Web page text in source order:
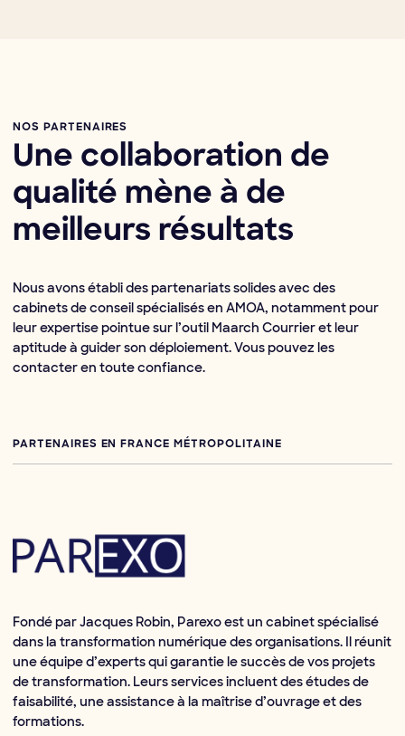
NOS PARTENAIRES
Une collaboration de
qualité mène à de
meilleurs résultats
Nous avons établi des partenariats solides avec des
cabinets de conseil spécialisés en AMOA, notamment pour
leur expertise pointue sur l’outil Maarch Courrier et leur
aptitude à guider son déploiement. Vous pouvez les
contacter en toute confiance.
PARTENAIRES EN FRANCE MÉTROPOLITAINE
Fondé par Jacques Robin, Parexo est un cabinet spécialisé
dans la transformation numérique des organisations. Il réunit
une équipe d’experts qui garantie le succès de vos projets
de transformation. Leurs services incluent des études de
faisabilité, une assistance à la maîtrise d’ouvrage et des
formations.